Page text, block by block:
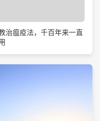
治瘟疫法，千百年来一直